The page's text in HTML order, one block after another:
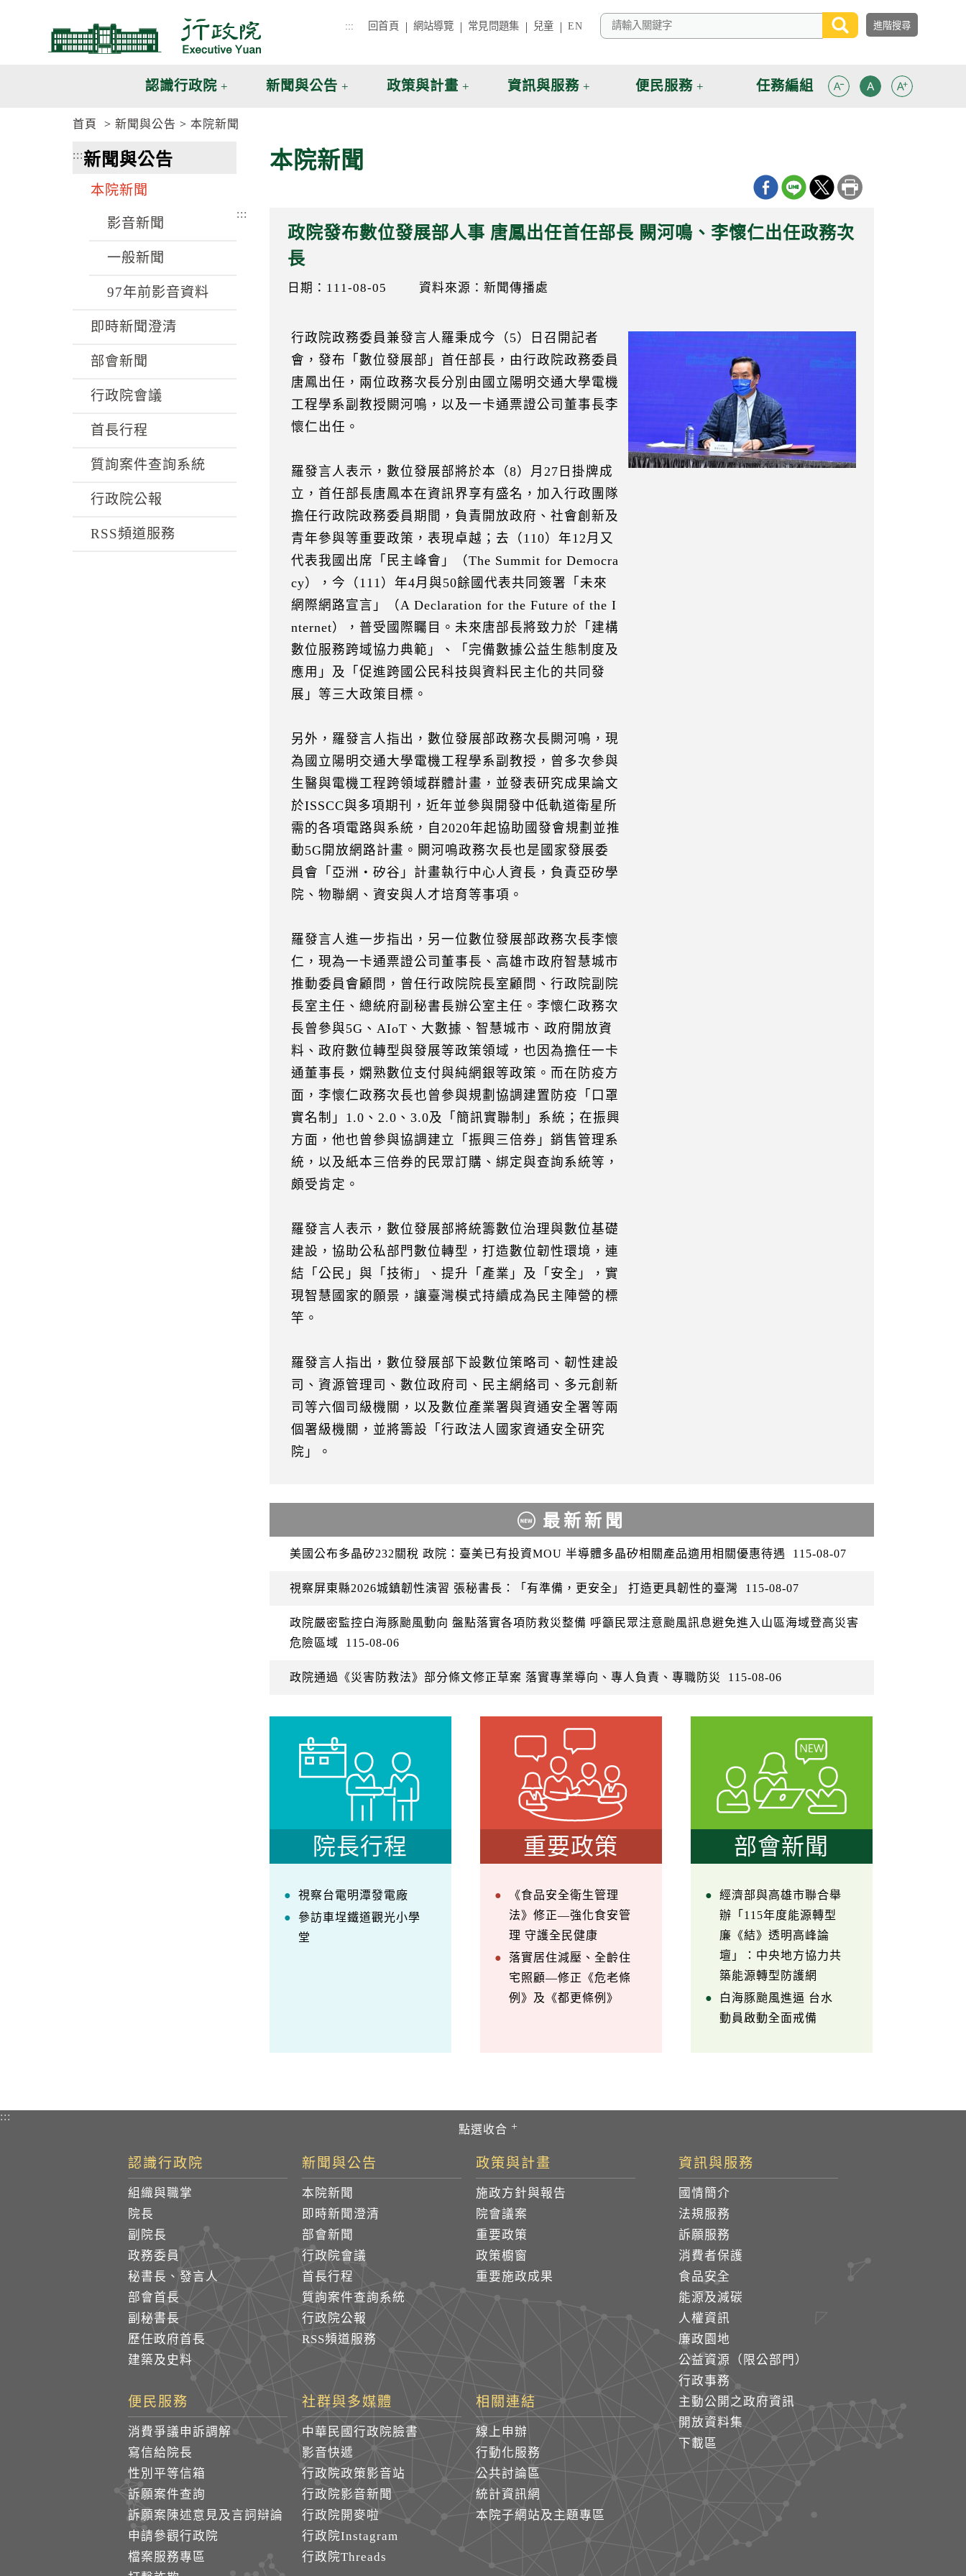
::: 回首頁 網站導覽 常見問題集 兒童 EN
認識行政院 新聞與公告 政策與計畫 資訊與服務 便民服務 任務編組
首頁 新聞與公告 本院新聞
:::新聞與公告
本院新聞
影音新聞
一般新聞
97年前影音資料
即時新聞澄清
部會新聞
行政院會議
首長行程
質詢案件查詢系統
行政院公報
RSS頻道服務
本院新聞
:::
政院發布數位發展部人事 唐鳳出任首任部長 闕河鳴、李懷仁出任政務次
長
日期：111-08-05 資料來源：新聞傳播處
行政院政務委員兼發言人羅秉成今（5）日召開記者
會，發布「數位發展部」首任部長，由行政院政務委員
唐鳳出任，兩位政務次長分別由國立陽明交通大學電機
工程學系副教授闕河鳴，以及一卡通票證公司董事長李
懷仁出任。
羅發言人表示，數位發展部將於本（8）月27日掛牌成
立，首任部長唐鳳本在資訊界享有盛名，加入行政團隊
擔任行政院政務委員期間，負責開放政府、社會創新及
青年參與等重要政策，表現卓越；去（110）年12月又
代表我國出席「民主峰會」（The Summit for Democra
cy），今（111）年4月與50餘國代表共同簽署「未來
網際網路宣言」（A Declaration for the Future of the I
nternet），普受國際矚目。未來唐部長將致力於「建構
數位服務跨域協力典範」、「完備數據公益生態制度及
應用」及「促進跨國公民科技與資料民主化的共同發
展」等三大政策目標。
另外，羅發言人指出，數位發展部政務次長闕河鳴，現
為國立陽明交通大學電機工程學系副教授，曾多次參與
生醫與電機工程跨領域群體計畫，並發表研究成果論文
於ISSCC與多項期刊，近年並參與開發中低軌道衛星所
需的各項電路與系統，自2020年起協助國發會規劃並推
動5G開放網路計畫。闕河鳴政務次長也是國家發展委
員會「亞洲‧矽谷」計畫執行中心人資長，負責亞矽學
院、物聯網、資安與人才培育等事項。
羅發言人進一步指出，另一位數位發展部政務次長李懷
仁，現為一卡通票證公司董事長、高雄市政府智慧城市
推動委員會顧問，曾任行政院院長室顧問、行政院副院
長室主任、總統府副秘書長辦公室主任。李懷仁政務次
長曾參與5G、AIoT、大數據、智慧城市、政府開放資
料、政府數位轉型與發展等政策領域，也因為擔任一卡
通董事長，嫻熟數位支付與純網銀等政策。而在防疫方
面，李懷仁政務次長也曾參與規劃協調建置防疫「口罩
實名制」1.0、2.0、3.0及「簡訊實聯制」系統；在振興
方面，他也曾參與協調建立「振興三倍券」銷售管理系
統，以及紙本三倍券的民眾訂購、綁定與查詢系統等，
頗受肯定。
羅發言人表示，數位發展部將統籌數位治理與數位基礎
建設，協助公私部門數位轉型，打造數位韌性環境，連
結「公民」與「技術」、提升「產業」及「安全」，實
現智慧國家的願景，讓臺灣模式持續成為民主陣營的標
竿。
羅發言人指出，數位發展部下設數位策略司、韌性建設
司、資源管理司、數位政府司、民主網絡司、多元創新
司等六個司級機關，以及數位產業署與資通安全署等兩
個署級機關，並將籌設「行政法人國家資通安全研究
院」。
最新新聞
美國公布多晶矽232關稅 政院：臺美已有投資MOU 半導體多晶矽相關產品適用相關優惠待遇 115-08-07
視察屏東縣2026城鎮韌性演習 張秘書長：「有準備，更安全」 打造更具韌性的臺灣 115-08-07
政院嚴密監控白海豚颱風動向 盤點落實各項防救災整備 呼籲民眾注意颱風訊息避免進入山區海域登高災害
危險區域
115-08-06
政院通過《災害防救法》部分條文修正草案 落實專業導向、專人負責、專職防災 115-08-06
院長行程
視察台電明潭發電廠
參訪車埕鐵道觀光小學
堂
重要政策
《食品安全衛生管理
法》修正—強化食安管
理 守護全民健康
落實居住減壓、全齡住
宅照顧—修正《危老條
例》及《都更條例》
部會新聞
經濟部與高雄市聯合舉
辦「115年度能源轉型
廉《結》透明高峰論
壇」：中央地方協力共
築能源轉型防護網
白海豚颱風進逼 台水
動員啟動全面戒備
:::
認識行政院
組織與職掌
院長
副院長
政務委員
秘書長、發言人
部會首長
副秘書長
歷任政府首長
建築及史料
新聞與公告
本院新聞
即時新聞澄清
部會新聞
行政院會議
首長行程
質詢案件查詢系統
行政院公報
RSS頻道服務
政策與計畫
施政方針與報告
院會議案
重要政策
政策櫥窗
重要施政成果
資訊與服務
國情簡介
法規服務
訴願服務
消費者保護
食品安全
能源及減碳
人權資訊
廉政園地
公益資源（限公部門）
行政事務
主動公開之政府資訊
開放資料集
下載區
便民服務
消費爭議申訴調解
寫信給院長
性別平等信箱
訴願案件查詢
訴願案陳述意見及言詞辯論
申請參觀行政院
檔案服務專區
社群與多媒體
中華民國行政院臉書
影音快遞
行政院政策影音站
行政院影音新聞
行政院開麥啦
行政院Instagram
行政院Threads
相關連結
線上申辦
行動化服務
公共討論區
統計資訊網
本院子網站及主題專區